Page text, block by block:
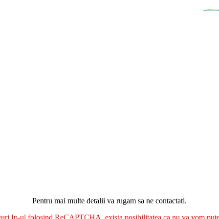
Pentru mai multe detalii va rugam sa ne contactati.
Ip-ul folosind ReCAPTCHA, exista posibilitatea ca nu va vom